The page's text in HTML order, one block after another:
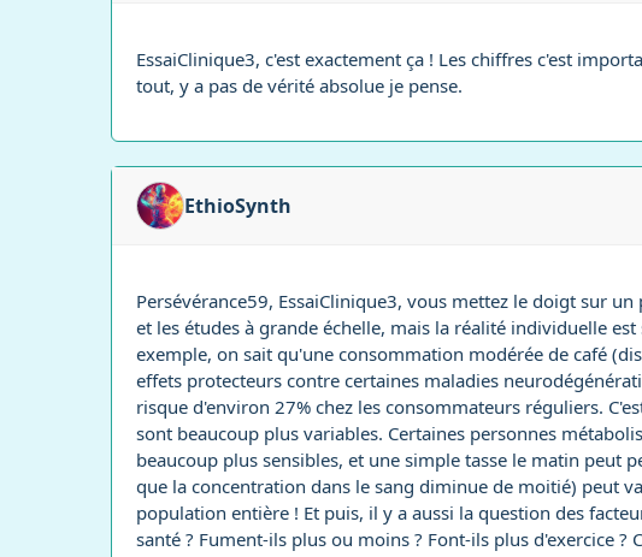
EssaiClinique3, c'est exactement ça ! Les chiffres c'est
tout, y a pas de vérité absolue je pense.
EthioSynth
Persévérance59, EssaiClinique3, vous mettez le doigt sur
et les études à grande échelle, mais la réalité individuelle
exemple, on sait qu'une consommation modérée de café
effets protecteurs contre certaines maladies
risque d'environ 27% chez les consommateurs réguliers.
sont beaucoup plus variables. Certaines personnes
beaucoup plus sensibles, et une simple tasse le matin
que la concentration dans le sang diminue de moitié) peut
population entière ! Et puis, il y a aussi la question des
santé ? Fument-ils plus ou moins ? Font-ils plus d'exercice